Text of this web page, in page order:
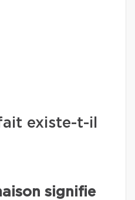
existe-t-il
signifie